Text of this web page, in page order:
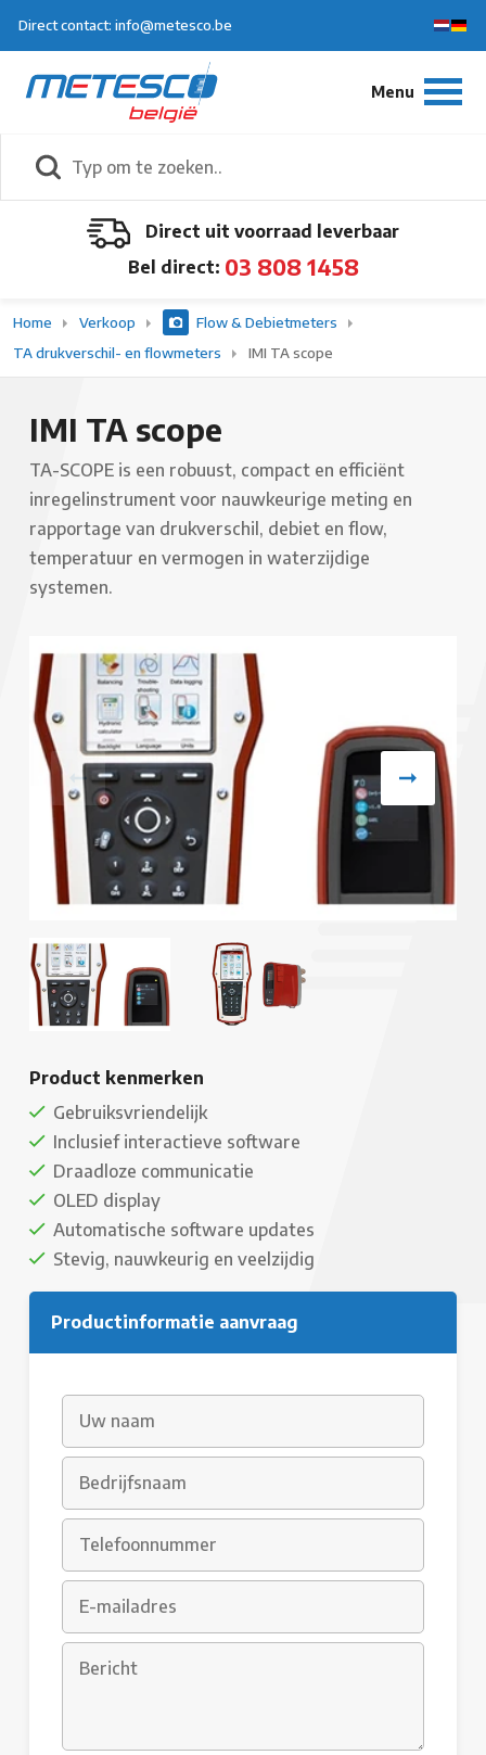
Direct contact: info@metesco.be
Direct uit voorraad leverbaar
Bel direct: 03 808 1458
Home Verkoop
Flow & Debietmeters
TA drukverschil- en flowmeters
IMI TA scope
IMI TA scope
TA-SCOPE is een robuust, compact en efficiënt
inregelinstrument voor nauwkeurige meting en
rapportage van drukverschil, debiet en flow,
temperatuur en vermogen in waterzijdige
systemen.
Product kenmerken
Gebruiksvriendelijk
Inclusief interactieve software
Draadloze communicatie
OLED display
Automatische software updates
Stevig, nauwkeurig en veelzijdig
Productinformatie aanvraag